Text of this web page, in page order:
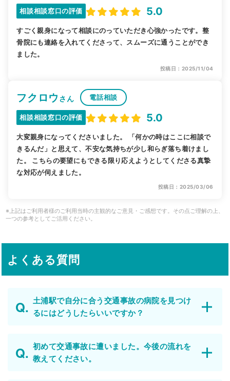
相談相談窓口の評価 5.0
すごく親身になって相談にのっていただき心強かったです。整
骨院にも連絡を入れてくださって、スムーズに通うことができ
ました。
投稿日：2025/11/04
フクロウ さん 電話相談
相談相談窓口の評価 5.0
大変親身になってくださいました。 「何かの時はここに相談で
きるんだ」と思えて、不安な気持ちが少し和らぎ落ち着けまし
た。 こちらの要望にもできる限り応えようとしてくださる真摯
な対応が伺えました。
投稿日：2025/03/06
※上記はご利用者様のご利用当時の主観的なご意見・ご感想です。その点ご理解の上、
一つの参考としてご活用ください。
よくある質問
土浦駅で自分に合う交通事故の病院を見つけ
るにはどうしたらいいですか？
初めて交通事故に遭いました。今後の流れを
教えてください。